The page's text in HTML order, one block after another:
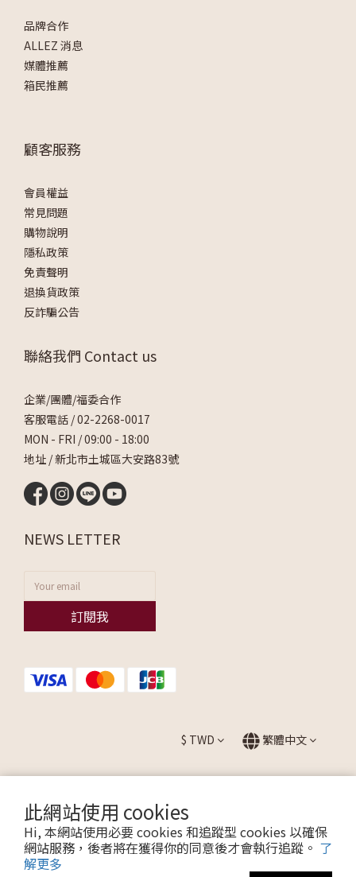
此網站使用 cookies
Hi, 本網站使用必要 cookies 和追蹤型 cookies 以確保
網站服務，後者將在獲得你的同意後才會執行追蹤。 了
解更多
品牌合作
ALLEZ 消息
媒體推薦
箱民推薦
顧客服務
會員權益
常見問題
購物說明
隱私政策
免責聲明
退換貨政策
反詐騙公告
聯絡我們 Contact us
企業/團體/福委合作
客服電話 /02-2268-0017
MON - FRI / 09:00 - 18:00
地址 / 新北市土城區大安路83號
NEWS LETTER
訂閱我
$ TWD 繁體中文
提醒您，我們不會以電話或簡訊方式通知變更付款方式。